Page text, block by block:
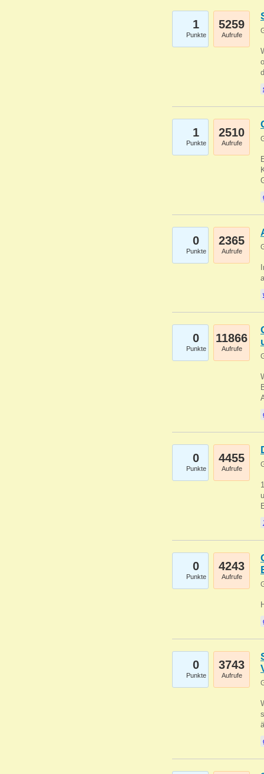
1
Punkte
5259
Aufrufe
1
Punkte
2510
Aufrufe
0
Punkte
2365
Aufrufe
0
Punkte
11866
Aufrufe
0
Punkte
4455
Aufrufe
0
Punkte
4243
Aufrufe
0
Punkte
3743
Aufrufe